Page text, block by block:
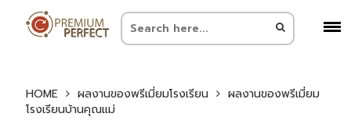
HOME ผลงานของพรีเมี่ยมโรงเรียน
ผลงานของพรีเมี่ยม
โรงเรียนบ้านคุณแม่